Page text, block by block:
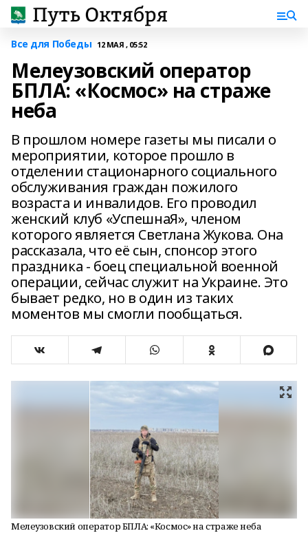
Все для Победы 12 МАЯ , 05:52
Мелеузовский оператор
БПЛА: «Космос» на страже
неба
В прошлом номере газеты мы писали о
мероприятии, которое прошло в
отделении стационарного социального
обслуживания граждан пожилого
возраста и инвалидов. Его проводил
женский клуб «УспешнаЯ», членом
которого является Светлана Жукова. Она
рассказала, что её сын, спонсор этого
праздника - боец специальной военной
операции, сейчас служит на Украине. Это
бывает редко, но в один из таких
моментов мы смогли пообщаться.
Мелеузовский оператор БПЛА: «Космос» на страже неба